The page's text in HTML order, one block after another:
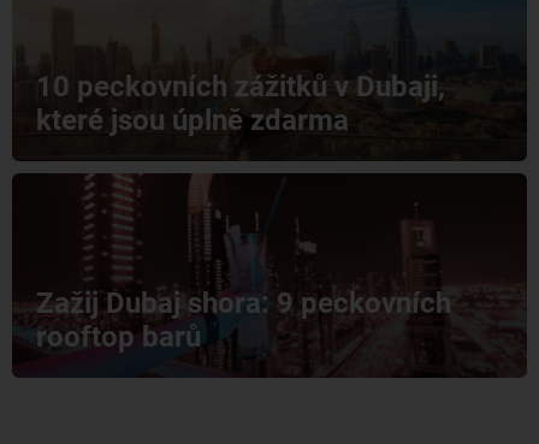
10 peckovních zážitků v Dubaji,
které jsou úplně zdarma
Zažij Dubaj shora: 9 peckovních
rooftop barů